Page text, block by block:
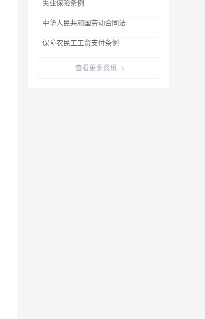
· 失业保险条例
· 中华人民共和国劳动合同法
· 保障农民工工资支付条例
查看更多资讯